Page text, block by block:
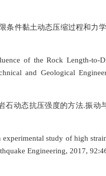
条件黏土动态压缩过程和力
of the Rock Length-to-
and Geological
石动态抗压强度的方法.振动
study of high
Engineering, 2017,